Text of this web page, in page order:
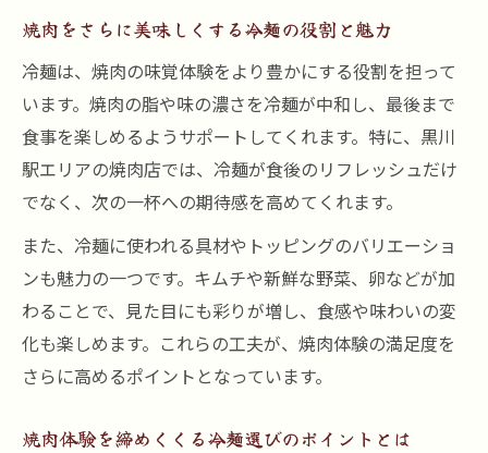
焼肉をさらに美味しくする冷麺の役割と魅力
冷麺は、焼肉の味覚体験をより豊かにする役割を担って
います。焼肉の脂や味の濃さを冷麺が中和し、最後まで
食事を楽しめるようサポートしてくれます。特に、黒川
駅エリアの焼肉店では、冷麺が食後のリフレッシュだけ
でなく、次の一杯への期待感を高めてくれます。
また、冷麺に使われる具材やトッピングのバリエーショ
ンも魅力の一つです。キムチや新鮮な野菜、卵などが加
わることで、見た目にも彩りが増し、食感や味わいの変
化も楽しめます。これらの工夫が、焼肉体験の満足度を
さらに高めるポイントとなっています。
焼肉体験を締めくくる冷麺選びのポイントとは